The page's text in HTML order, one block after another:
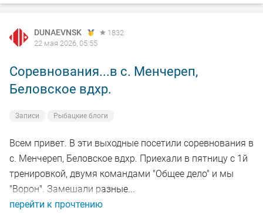
DUNAEVNSK
1832
22 мая 2026, 05:55
Соревнования...в с. Менчереп,
Беловское вдхр.
Записи Рыбацкие блоги
Всем привет. В эти выходные посетили соревнования в
с. Менчереп, Беловское вдхр. Приехали в пятницу с 1й
тренировкой, двумя командами "Общее дело" и мы
"Ворон". Замешали разные...
перейти к прочтению